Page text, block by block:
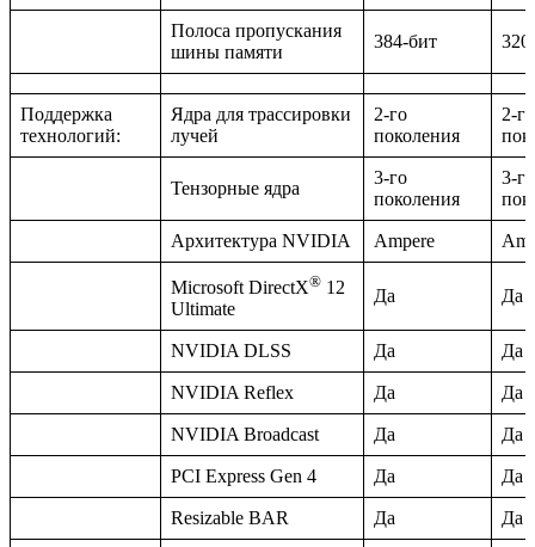
Полоса пропускания
шины памяти
384-бит
Поддержка
технологий:
Ядра для трассировки
лучей
2-го
поколения
2-го
Тензорные ядра
3-го
поколения
3-го
Архитектура NVIDIA Ampere
Microsoft DirectX® 12
Ultimate
Да Да
NVIDIA DLSS Да Да
NVIDIA Reflex Да Да
NVIDIA Broadcast Да Да
PCI Express Gen 4 Да Да
Resizable BAR Да Да